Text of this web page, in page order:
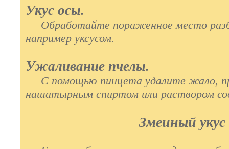
Укус oсы.
Обработайте пораженное место
например уксусом.
Ужаливание nчелы.
С помощью пинцета удалите жало,
нашатырным спиртом или раствором
Змеиный укус